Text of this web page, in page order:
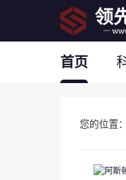
首页
您的位置：